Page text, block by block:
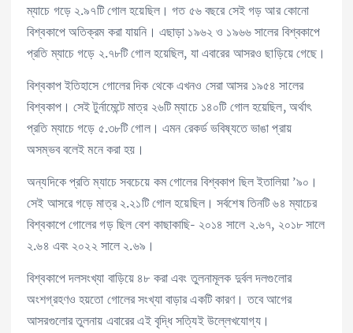
ম্যাচে গড়ে ২.৯৭টি গোল হয়েছিল। গত ৫৬ বছরে সেই গড় আর কোনো
বিশ্বকাপে অতিক্রম করা যায়নি। এছাড়া ১৯৬২ ও ১৯৬৬ সালের বিশ্বকাপে
প্রতি ম্যাচে গড়ে ২.৭৮টি গোল হয়েছিল, যা এবারের আসরও ছাড়িয়ে গেছে।
বিশ্বকাপ ইতিহাসে গোলের দিক থেকে এখনও সেরা আসর ১৯৫৪ সালের
বিশ্বকাপ। সেই টুর্নামেন্টে মাত্র ২৬টি ম্যাচে ১৪০টি গোল হয়েছিল, অর্থাৎ
প্রতি ম্যাচে গড়ে ৫.৩৮টি গোল। এমন রেকর্ড ভবিষ্যতে ভাঙা প্রায়
অসম্ভব বলেই মনে করা হয়।
অন্যদিকে প্রতি ম্যাচে সবচেয়ে কম গোলের বিশ্বকাপ ছিল ইতালিয়া ’৯০।
সেই আসরে গড়ে মাত্র ২.২১টি গোল হয়েছিল। সর্বশেষ তিনটি ৬৪ ম্যাচের
বিশ্বকাপে গোলের গড় ছিল বেশ কাছাকাছি- ২০১৪ সালে ২.৬৭, ২০১৮ সালে
২.৬৪ এবং ২০২২ সালে ২.৬৯।
বিশ্বকাপে দলসংখ্যা বাড়িয়ে ৪৮ করা এবং তুলনামূলক দুর্বল দলগুলোর
অংশগ্রহণও হয়তো গোলের সংখ্যা বাড়ার একটি কারণ। তবে আগের
আসরগুলোর তুলনায় এবারের এই বৃদ্ধি সত্যিই উল্লেখযোগ্য।